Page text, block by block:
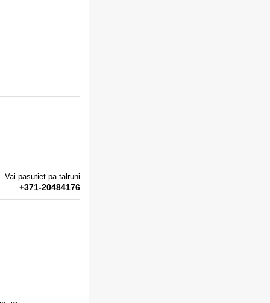
Vai pasūtiet pa tālruni
+371-20484176